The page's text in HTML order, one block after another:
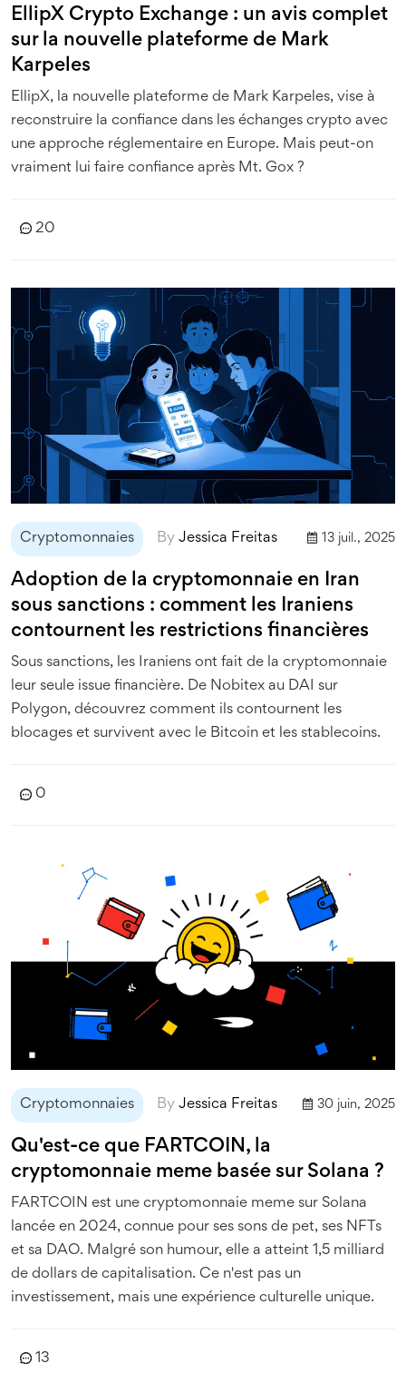
EllipX Crypto Exchange : un avis complet
sur la nouvelle plateforme de Mark
Karpeles
EllipX, la nouvelle plateforme de Mark Karpeles, vise à
reconstruire la confiance dans les échanges crypto avec
une approche réglementaire en Europe. Mais peut-on
vraiment lui faire confiance après Mt. Gox ?
20
Cryptomonnaies By Jessica Freitas 13 juil., 2025
Adoption de la cryptomonnaie en Iran
sous sanctions : comment les Iraniens
contournent les restrictions financières
Sous sanctions, les Iraniens ont fait de la cryptomonnaie
leur seule issue financière. De Nobitex au DAI sur
Polygon, découvrez comment ils contournent les
blocages et survivent avec le Bitcoin et les stablecoins.
0
Cryptomonnaies By Jessica Freitas 30 juin, 2025
Qu'est-ce que FARTCOIN, la
cryptomonnaie meme basée sur Solana ?
FARTCOIN est une cryptomonnaie meme sur Solana
lancée en 2024, connue pour ses sons de pet, ses NFTs
et sa DAO. Malgré son humour, elle a atteint 1,5 milliard
de dollars de capitalisation. Ce n'est pas un
investissement, mais une expérience culturelle unique.
13